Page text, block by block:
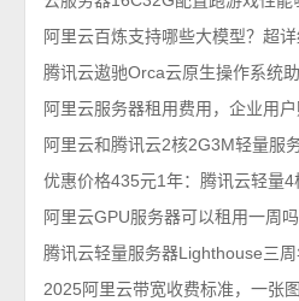
阿里云百炼支持哪些大模型？超
腾讯云遨驰Orca云原生操作系统
阿里云服务器租用费用，企业用户
阿里云和腾讯云2核2G3M轻量服
阿里云GPU服务器可以租用一周